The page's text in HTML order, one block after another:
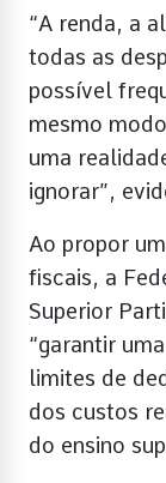
“A renda, a
todas as
possível
mesmo
uma
ignorar”,
Ao propor
fiscais, a
Superior
“garantir
limites de
dos custos
do ensino